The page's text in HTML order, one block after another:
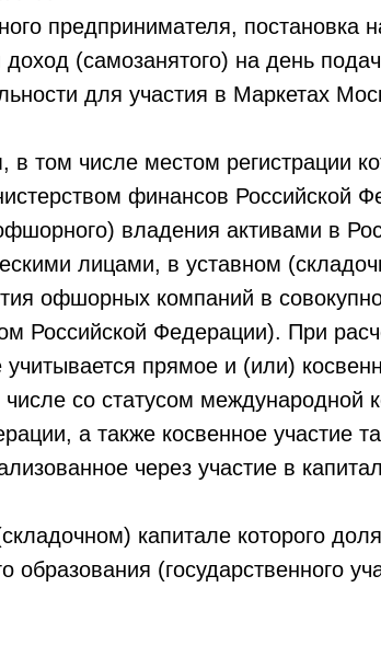
предпринимателя, постановка
(самозанятого) на день
для участия в Маркетах
том числе местом регистрации
финансов Российской
владения активами в
лицами, в уставном
офшорных компаний в
Российской Федерации). При
прямое и (или)
со статусом международной
а также косвенное участие
через участие в
капитале которого
(государственного